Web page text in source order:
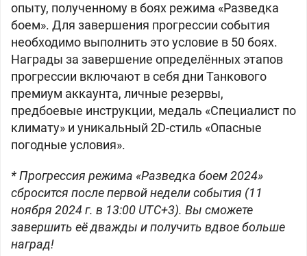
опыту, полученному в боях режима «Разведка
боем». Для завершения прогрессии события
необходимо выполнить это условие в 50 боях.
Награды за завершение определённых этапов
прогрессии включают в себя дни Танкового
премиум аккаунта, личные резервы,
предбоевые инструкции, медаль «Специалист по
климату» и уникальный 2D-стиль «Опасные
погодные условия».
* Прогрессия режима «Разведка боем 2024»
сбросится после первой недели события (11
ноября 2024 г. в 13:00 UTC+3). Вы сможете
завершить её дважды и получить вдвое больше
наград!